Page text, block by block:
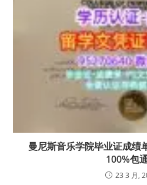
曼尼斯音乐学院毕业证成绩
100%包
23 3 月,